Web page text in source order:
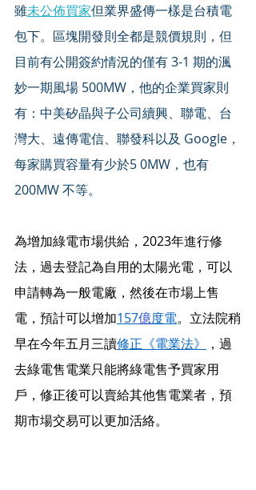
雖未公佈買家但業界盛傳一樣是台積電
包下。區塊開發則全都是競價規則，但
目前有公開簽約情況的僅有 3-1 期的渢
妙一期風場 500MW，他的企業買家則
有：中美矽晶與子公司續興、聯電、台
灣大、遠傳電信、聯發科以及 Google，
每家購買容量有少於5 0MW，也有
200MW 不等。
為增加綠電市場供給，2023年進行修
法，過去登記為自用的太陽光電，可以
申請轉為一般電廠，然後在市場上售
電，預計可以增加157億度電。立法院稍
早在今年五月三讀修正《電業法》
，過
去綠電售電業只能將綠電售予買家用
戶，修正後可以賣給其他售電業者，預
期市場交易可以更加活絡。